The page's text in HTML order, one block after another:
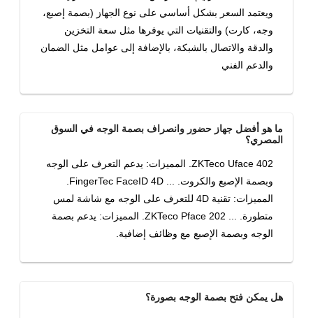
ويعتمد السعر بشكل أساسي على نوع الجهاز (بصمة إصبع،
وجه، كارت) والتقنيات التي يوفرها مثل سعة التخزين
والدقة والاتصال بالشبكة، بالإضافة إلى عوامل مثل الضمان
والدعم الفني
ما هو أفضل جهاز حضور وانصراف بصمة الوجه في السوق
المصري؟
ZKTeco Uface 402. المميزات: يدعم التعرف على الوجه
المميزات: تقنية 4D للتعرف على الوجه مع شاشة لمس
متطورة. ... ZKTeco Pface 202. المميزات: يدعم بصمة
الوجه وبصمة الإصبع مع وظائف إضافية.
هل يمكن فتح بصمة الوجه بصورة؟